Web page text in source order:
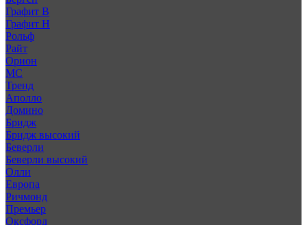
Графит В
Графит Н
Рольф
Райт
Орион
МС
Тренд
Аполло
Домино
Бридж
Бридж высокий
Беверли
Беверли высокий
Олли
Европа
Ричмонд
Премьер
Оксфорд